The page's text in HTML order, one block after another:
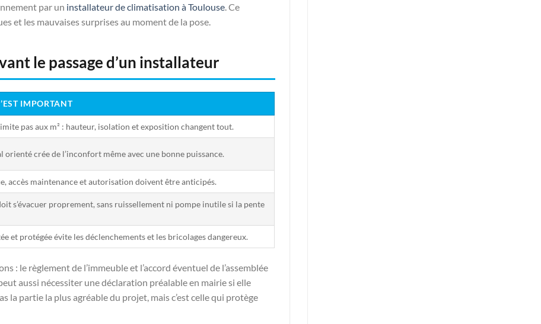
par un installateur de climatisation à Toulouse. Ce
et les mauvaises surprises au moment de la pose.
le passage d’un installateur
IMPORTANT
pas aux m² : hauteur, isolation et exposition changent tout.
orienté crée de l’inconfort même avec une bonne puissance.
accès maintenance et autorisation doivent être anticipés.
s’évacuer proprement, sans ruissellement ni pompe inutile si la pente
et protégée évite les déclenchements et les bricolages dangereux.
: le règlement de l’immeuble et l’accord éventuel de l’assemblée
aussi nécessiter une déclaration préalable en mairie si elle
la partie la plus agréable du projet, mais c’est celle qui protège